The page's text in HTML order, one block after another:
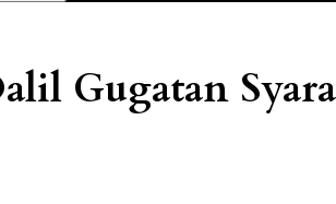
Gugatan